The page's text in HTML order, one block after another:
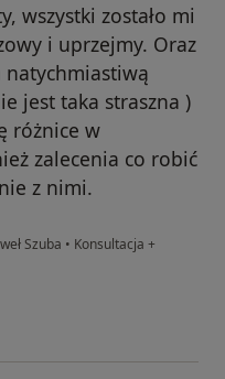
wszystki zostało mi
i uprzejmy. Oraz
natychmiastiwą
jest taka straszna )
różnice w
zalecenia co robić
z nimi.
Szuba • Konsultacja +